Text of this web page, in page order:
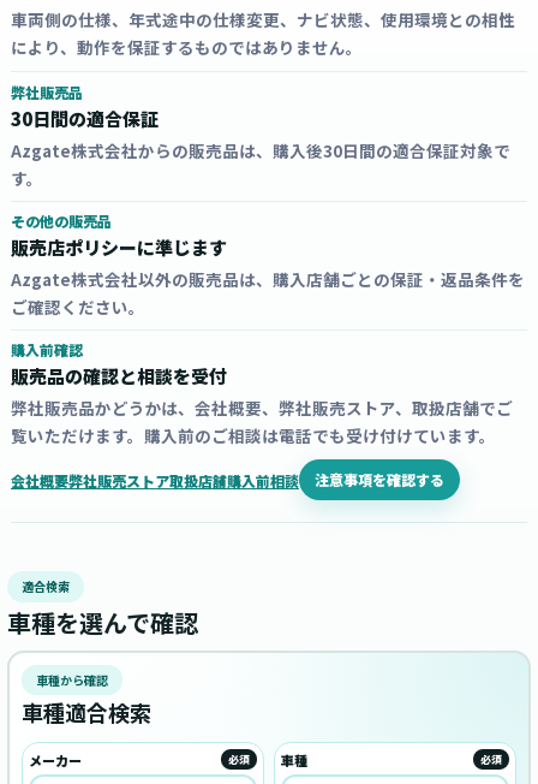
車両側の仕様、年式途中の仕様変更、ナビ状態、使用環境との相性
により、動作を保証するものではありません。
弊社販売品
30日間の適合保証
Azgate株式会社からの販売品は、購入後30日間の適合保証対象で
す。
その他の販売品
販売店ポリシーに準じます
Azgate株式会社以外の販売品は、購入店舗ごとの保証・返品条件を
ご確認ください。
購入前確認
販売品の確認と相談を受付
弊社販売品かどうかは、会社概要、弊社販売ストア、取扱店舗でご
覧いただけます。購入前のご相談は電話でも受け付けています。
会社概要弊社販売ストア取扱店舗購入前相談 注意事項を確認する
適合検索
車種を選んで確認
車種から確認
車種適合検索
メーカー 必須 車種 必須